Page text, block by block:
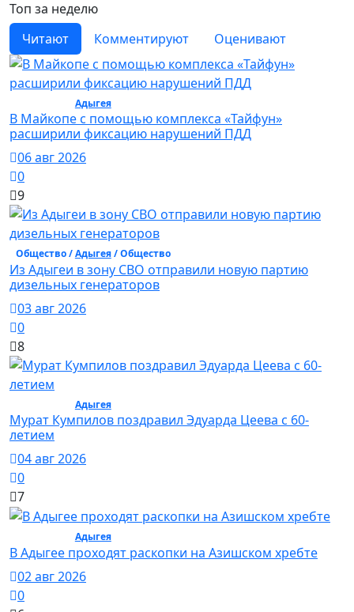
Топ за неделю
Читают
Комментируют Оценивают
Адыгея/ Общество
В Майкопе с помощью комплекса «Тайфун»
расширили фиксацию нарушений ПДД
06 авг 2026
0
9
Общество /Адыгея/ Общество
Из Адыгеи в зону СВО отправили новую партию
дизельных генераторов
03 авг 2026
0
8
Адыгея/ Общество
Мурат Кумпилов поздравил Эдуарда Цеева с 60-
летием
04 авг 2026
0
7
Адыгея/ Общество
В Адыгее проходят раскопки на Азишском хребте
02 авг 2026
0